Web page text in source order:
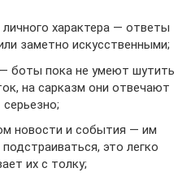
характера — ответы
заметно искусственными;
боты пока не умеют шутить
на сарказм они отвечают
серьезно;
новости и события — им
это легко
их с толку;